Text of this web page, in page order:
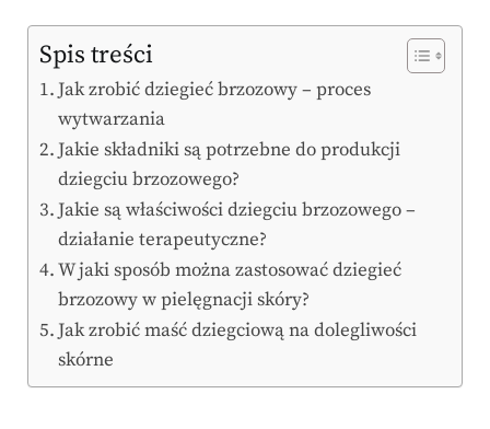
Spis treści
Jak zrobić dziegieć brzozowy – proces
wytwarzania
Jakie składniki są potrzebne do produkcji
dziegciu brzozowego?
Jakie są właściwości dziegciu brzozowego –
działanie terapeutyczne?
W jaki sposób można zastosować dziegieć
brzozowy w pielęgnacji skóry?
Jak zrobić maść dziegciową na dolegliwości
skórne